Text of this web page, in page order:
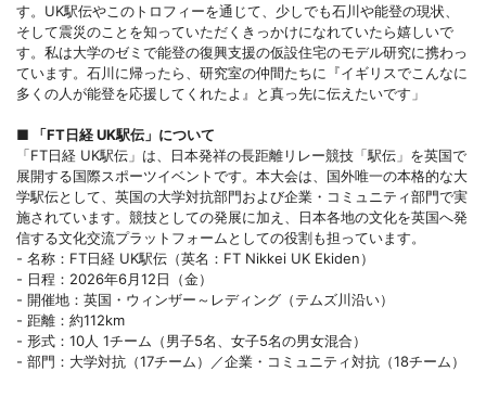
す。UK駅伝やこのトロフィーを通じて、少しでも石川や能登の現状、
そして震災のことを知っていただくきっかけになれていたら嬉しいで
す。私は大学のゼミで能登の復興支援の仮設住宅のモデル研究に携わっ
ています。石川に帰ったら、研究室の仲間たちに『イギリスでこんなに
多くの人が能登を応援してくれたよ』と真っ先に伝えたいです」
■ 「FT日経 UK駅伝」について
「FT日経 UK駅伝」は、日本発祥の長距離リレー競技「駅伝」を英国で
展開する国際スポーツイベントです。本大会は、国外唯一の本格的な大
学駅伝として、英国の大学対抗部門および企業・コミュニティ部門で実
施されています。競技としての発展に加え、日本各地の文化を英国へ発
信する文化交流プラットフォームとしての役割も担っています。
- 名称：FT日経 UK駅伝（英名：FT Nikkei UK Ekiden）
- 日程：2026年6月12日（金）
- 開催地：英国・ウィンザー～レディング（テムズ川沿い）
- 距離：約112km
- 形式：10人 1チーム（男子5名、女子5名の男女混合）
- 部門：大学対抗（17チーム）／企業・コミュニティ対抗（18チーム）